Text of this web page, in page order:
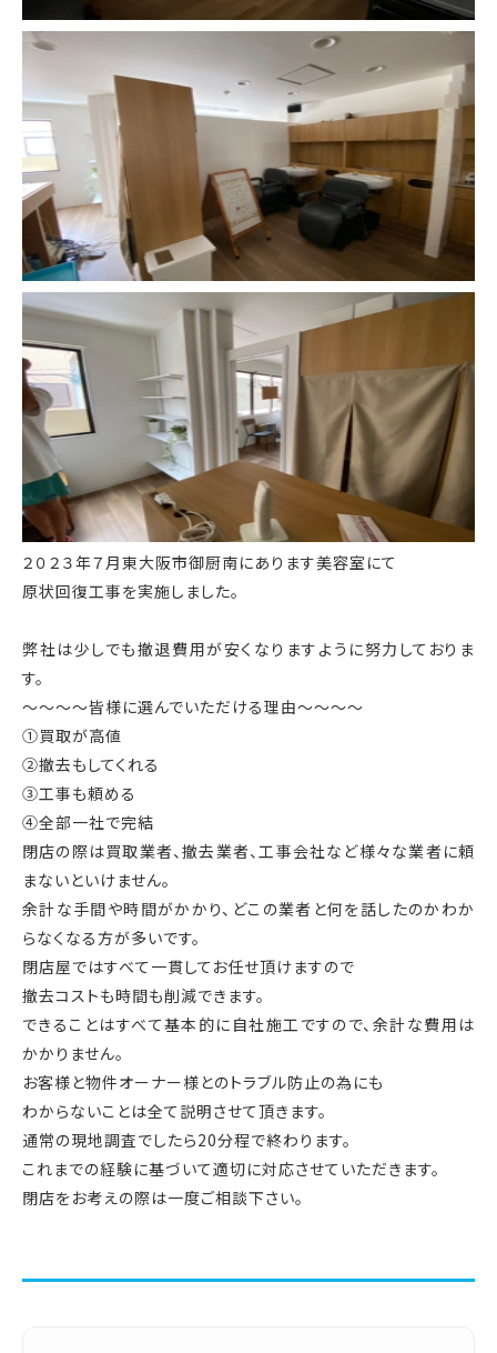
２０２３年７月東大阪市御厨南にあります美容室にて
原状回復工事を実施しました。
弊社は少しでも撤退費用が安くなりますように努力しておりま
す。
～～～～皆様に選んでいただける理由～～～～
①買取が高値
②撤去もしてくれる
③工事も頼める
④全部一社で完結
閉店の際は買取業者、撤去業者、工事会社など様々な業者に頼
まないといけません。
余計な手間や時間がかかり、どこの業者と何を話したのかわか
らなくなる方が多いです。
閉店屋ではすべて一貫してお任せ頂けますので
撤去コストも時間も削減できます。
できることはすべて基本的に自社施工ですので、余計な費用は
かかりません。
お客様と物件オーナー様とのトラブル防止の為にも
わからないことは全て説明させて頂きます。
通常の現地調査でしたら20分程で終わります。
これまでの経験に基づいて適切に対応させていただきます。
閉店をお考えの際は一度ご相談下さい。